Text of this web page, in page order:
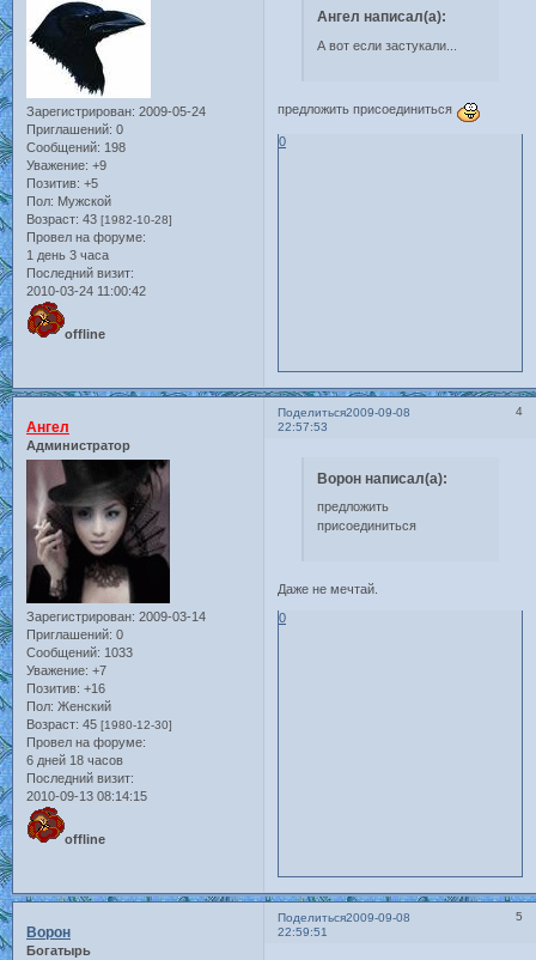
Зарегистрирован: 2009-05-24
Приглашений: 0
Сообщений: 198
Уважение: +9
Позитив: +5
Пол: Мужской
Возраст: 43 [1982-10-28]
Провел на форуме:
1 день 3 часа
Последний визит:
2010-03-24 11:00:42
offline
Ангел написал(а):
А вот если застукали...
предложить присоединиться
0
Поделиться 4
2009-09-08
22:57:53
Ангел
Администратор
Зарегистрирован: 2009-03-14
Приглашений: 0
Сообщений: 1033
Уважение: +7
Позитив: +16
Пол: Женский
Возраст: 45 [1980-12-30]
Провел на форуме:
6 дней 18 часов
Последний визит:
2010-09-13 08:14:15
offline
Ворон написал(а):
предложить
присоединиться
Даже не мечтай.
0
Поделиться 5
2009-09-08
22:59:51
Ворон
Богатырь